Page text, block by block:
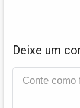
Deixe um